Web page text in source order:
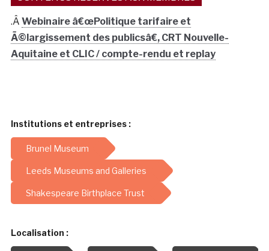
.Â Webinaire â€œPolitique tarifaire et
Ã©largissement des publicsâ€, CRT Nouvelle-
Aquitaine et CLIC / compte-rendu et replay
Institutions et entreprises :
Brunel Museum
Leeds Museums and Galleries
Shakespeare Birthplace Trust
Localisation :